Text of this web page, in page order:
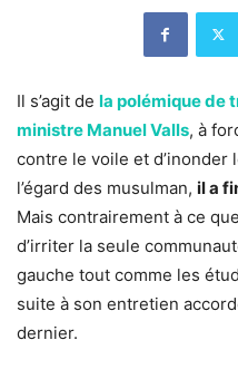
Il s’agit de la polémique de
ministre Manuel Valls, à
contre le voile et d’inonder
l’égard des musulman, il a
Mais contrairement à ce
d’irriter la seule
gauche tout comme les
suite à son entretien
dernier.